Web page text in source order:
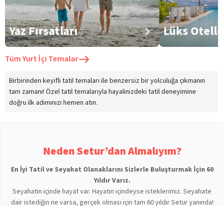
Yaz Fırsatları Lüks
TümYurt İçi Temalar
Birbirinden keyifli tatil temaları ile benzersiz bir yolculuğa çıkmanın
tam zamanı! Özel tatil temalarıyla hayalinizdeki tatil deneyimine
doğru ilk adımınızı hemen atın.
Neden Setur’dan Almalıyım?
En İyi Tatil ve Seyahat Olanaklarını Sizlerle Buluşturmak İçin 60
Yıldır Varız.
Seyahatin içinde hayat var. Hayatın içindeyse isteklerimiz. Seyahate
dair istediğin ne varsa, gerçek olması için tam 60 yıldır Setur yanında!